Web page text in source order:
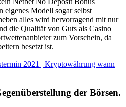
eigenes Modell sogar selbst
alles wird hervorragend mit nur
die Qualität von Guts als Casino
zum Vorschein, da
besetzt ist.
2021 | Kryptowährung wann
der Börsen.